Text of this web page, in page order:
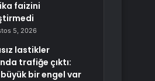
faizini
5, 2026
lastikler
trafiğe çıktı:
bir engel var